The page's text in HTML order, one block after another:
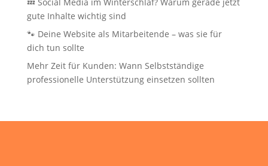
💤 Social Media im Winterschlaf? Warum gerade jetzt
gute Inhalte wichtig sind
🐾 Deine Website als Mitarbeitende – was sie für
dich tun sollte
Mehr Zeit für Kunden: Wann Selbstständige
professionelle Unterstützung einsetzen sollten